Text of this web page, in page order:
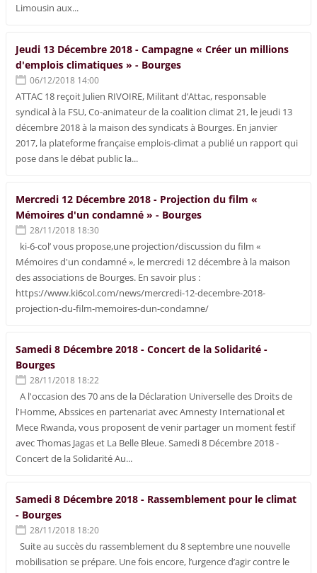
Limousin aux...
Jeudi 13 Décembre 2018 - Campagne « Créer un millions
d'emplois climatiques » - Bourges
06/12/2018 14:00
ATTAC 18 reçoit Julien RIVOIRE, Militant d’Attac, responsable
syndical à la FSU, Co-animateur de la coalition climat 21, le jeudi 13
décembre 2018 à la maison des syndicats à Bourges. En janvier
2017, la plateforme française emplois-climat a publié un rapport qui
pose dans le débat public la...
Mercredi 12 Décembre 2018 - Projection du film «
Mémoires d'un condamné » - Bourges
28/11/2018 18:30
ki-6-col’ vous propose,une projection/discussion du film «
Mémoires d'un condamné », le mercredi 12 décembre à la maison
des associations de Bourges. En savoir plus :
https://www.ki6col.com/news/mercredi-12-decembre-2018-
projection-du-film-memoires-dun-condamne/
Samedi 8 Décembre 2018 - Concert de la Solidarité -
Bourges
28/11/2018 18:22
A l'occasion des 70 ans de la Déclaration Universelle des Droits de
l'Homme, Abssices en partenariat avec Amnesty International et
Mece Rwanda, vous proposent de venir partager un moment festif
avec Thomas Jagas et La Belle Bleue. Samedi 8 Décembre 2018 -
Concert de la Solidarité Au...
Samedi 8 Décembre 2018 - Rassemblement pour le climat
- Bourges
28/11/2018 18:20
Suite au succès du rassemblement du 8 septembre une nouvelle
mobilisation se prépare. Une fois encore, l’urgence d’agir contre le